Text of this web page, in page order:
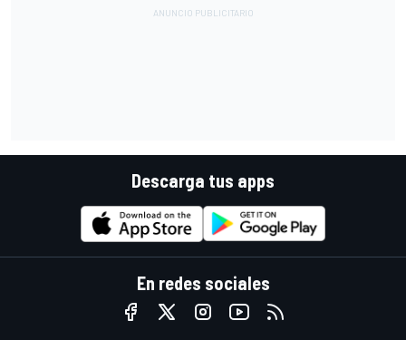
Descarga tus apps
En redes sociales